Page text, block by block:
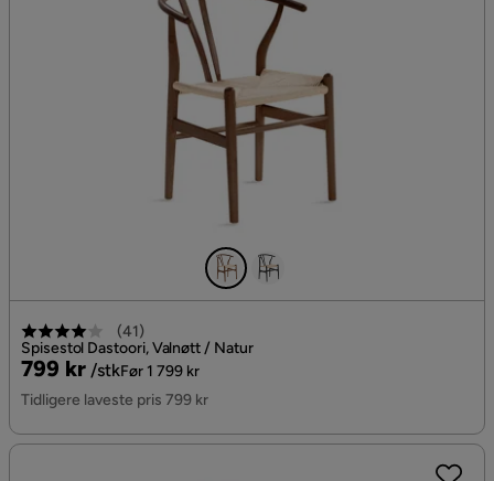
(41)
Spisestol Dastoori, Valnøtt / Natur
Pris
799 kr /stk
Original
Pris
Før 1 799 kr
Tidligere laveste pris 799 kr